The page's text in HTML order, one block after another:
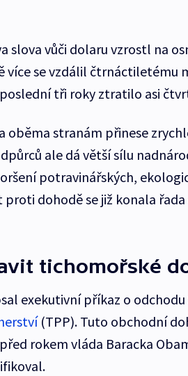
slova vůči dolaru vzrostl na
více se vzdálil čtrnáctiletému
poslední tři roky ztratilo asi
oběma stranám přinese
ale dá větší sílu
potravinářských,
dohodě se již konala
tichomořské
exekutivní příkaz o odchodu
(TPP). Tuto obchodní
rokem vláda Baracka